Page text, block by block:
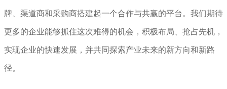
牌、渠道商和采购商搭建起一个合作与共赢的平台。我们期待
更多的企业能够抓住这次难得的机会，积极布局、抢占先机，
实现企业的快速发展，并共同探索产业未来的新方向和新路
径。